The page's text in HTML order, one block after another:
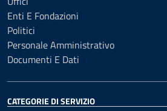
Enti E Fondazioni
Politici
Personale Amministrativo
Documenti E Dati
CATEGORIE DI SERVIZIO